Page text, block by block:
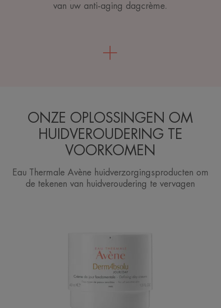
van uw anti-aging dagcrème.
ONZE OPLOSSINGEN OM
HUIDVEROUDERING TE
VOORKOMEN
Eau Thermale Avène huidverzorgingsproducten om
de tekenen van huidveroudering te vervagen
DAG
Crème